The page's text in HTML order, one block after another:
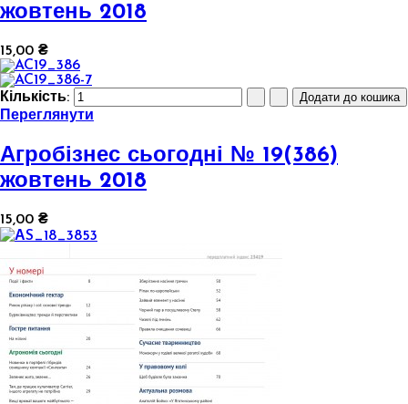
жовтень 2018
15,00 ₴
Кількість:
Переглянути
Агробізнес сьогодні № 19(386)
жовтень 2018
15,00 ₴